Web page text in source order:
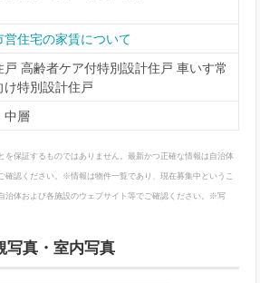
営住宅の家賃について
戸 高齢者ケア付特別設計住戸 車いす常
け特別設計住戸
中層
保証するものではありません。最新かつ正確な情報は自治体
確認ください。※情報は物件一覧であり、現在募集中というこ
治体および各施設のウェブサイト等でご確認ください。※写
写真・室内写真